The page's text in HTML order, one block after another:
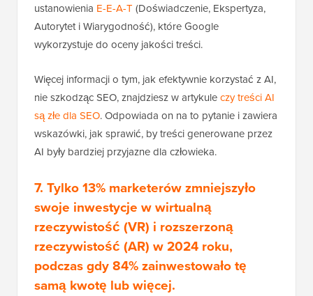
ustanowienia E-E-A-T (Doświadczenie, Ekspertyza,
Autorytet i Wiarygodność), które Google
wykorzystuje do oceny jakości treści.
Więcej informacji o tym, jak efektywnie korzystać z AI,
nie szkodząc SEO, znajdziesz w artykuleczy treści AI
są złe dla SEO. Odpowiada on na to pytanie i zawiera
wskazówki, jak sprawić, by treści generowane przez
AI były bardziej przyjazne dla człowieka.
7. Tylko 13% marketerów zmniejszyło
swoje inwestycje w wirtualną
rzeczywistość (VR) i rozszerzoną
rzeczywistość (AR) w 2024 roku,
podczas gdy 84% zainwestowało tę
samą kwotę lub więcej.